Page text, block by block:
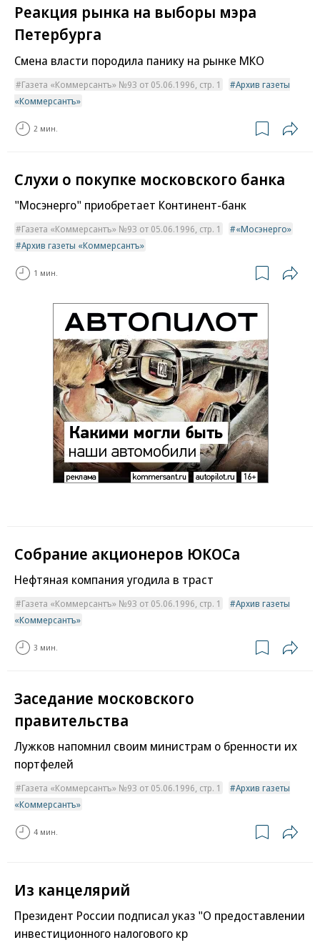
Реакция рынка на выборы мэра
Петербурга
Смена власти породила панику на рынке МКО
Газета «Коммерсантъ» №93 от 05.06.1996, стр. 1
Архив газеты
«Коммерсантъ»
2 мин.
Слухи о покупке московского банка
"Мосэнерго" приобретает Континент-банк
Газета «Коммерсантъ» №93 от 05.06.1996, стр. 1
«Мосэнерго»
Архив газеты «Коммерсантъ»
1 мин.
Собрание акционеров ЮКОСа
Нефтяная компания угодила в траст
Газета «Коммерсантъ» №93 от 05.06.1996, стр. 1
Архив газеты
«Коммерсантъ»
3 мин.
Заседание московского
правительства
Лужков напомнил своим министрам о бренности их
портфелей
Газета «Коммерсантъ» №93 от 05.06.1996, стр. 1
Архив газеты
«Коммерсантъ»
4 мин.
Из канцелярий
Президент России подписал указ "О предоставлении
инвестиционного налогового кр